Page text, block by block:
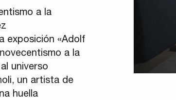
a la
exposición «Adolf
a la
universo
un artista de
huella